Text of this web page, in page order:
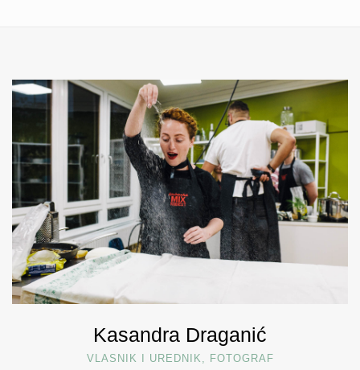
Kasandra Draganić
VLASNIK I UREDNIK, FOTOGRAF